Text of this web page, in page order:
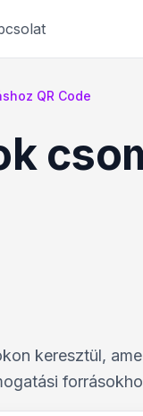
QR Code
keresztül,